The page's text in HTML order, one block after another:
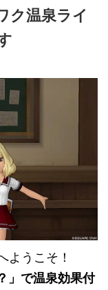
ク温泉ライ
ようこそ！
」で温泉効果付